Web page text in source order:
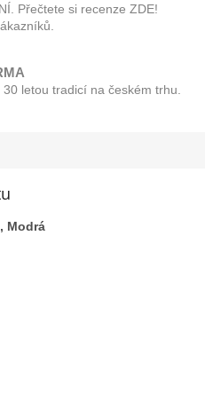
Přečtete si recenze ZDE!
letou tradicí na českém trhu.
Modrá